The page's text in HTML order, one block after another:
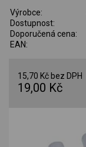
Výrobce:
Dostupnost:
Doporučená cena:
EAN:
15,70 Kč bez DPH
19,00 Kč